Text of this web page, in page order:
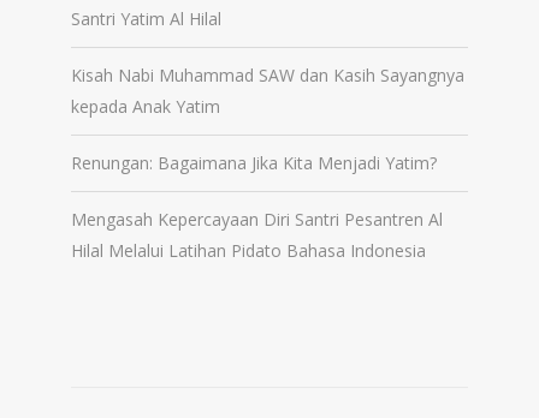
Santri Yatim Al Hilal
Kisah Nabi Muhammad SAW dan Kasih Sayangnya
kepada Anak Yatim
Renungan: Bagaimana Jika Kita Menjadi Yatim?
Mengasah Kepercayaan Diri Santri Pesantren Al
Hilal Melalui Latihan Pidato Bahasa Indonesia